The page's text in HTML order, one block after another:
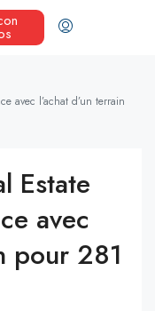
avec l’achat d’un terrain
Estate
avec
pour 281